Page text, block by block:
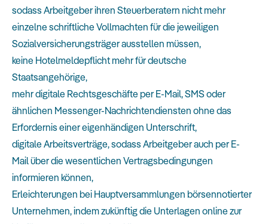
sodass Arbeitgeber ihren Steuerberatern nicht mehr
einzelne schriftliche Vollmachten für die jeweiligen
Sozialversicherungsträger ausstellen müssen,
keine Hotelmeldepflicht mehr für deutsche
Staatsangehörige,
mehr digitale Rechtsgeschäfte per E-Mail, SMS oder
ähnlichen Messenger-Nachrichtendiensten ohne das
Erfordernis einer eigenhändigen Unterschrift,
digitale Arbeitsverträge, sodass Arbeitgeber auch per E-
Mail über die wesentlichen Vertragsbedingungen
informieren können,
Erleichterungen bei Hauptversammlungen börsennotierter
Unternehmen, indem zukünftig die Unterlagen online zur